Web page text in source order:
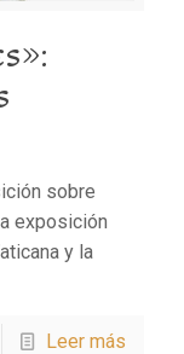
sobre
exposición
y la
Leer más